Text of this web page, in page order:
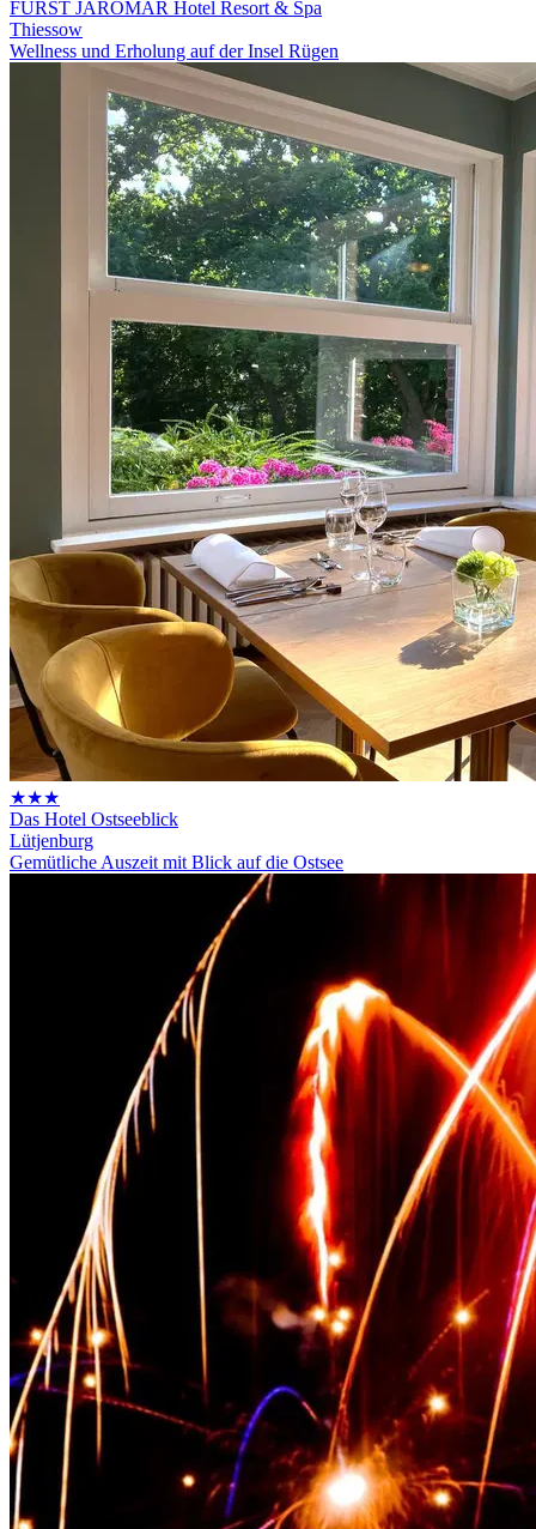
FÜRST JAROMAR Hotel Resort & Spa
Thiessow
Wellness und Erholung auf der Insel Rügen
★★★
Das Hotel Ostseeblick
Lütjenburg
Gemütliche Auszeit mit Blick auf die Ostsee